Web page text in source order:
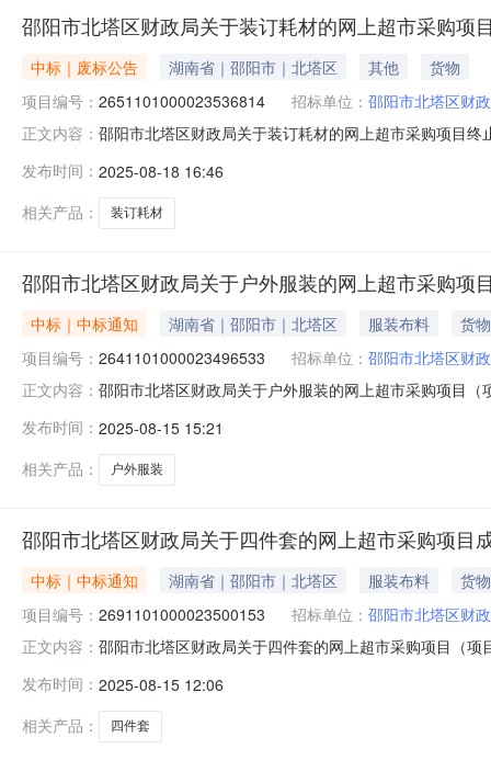
邵阳市北塔区财政局关于装订耗材的网上超市采购项
中标｜废标公告 湖南省｜邵阳市｜北塔区 其他
货物
项目编号： 2651101000023536814 招标单位： 邵阳市北塔区财
正文内容： 邵阳市北塔区财政局关于装订耗材的网上超市采购项目
单-错误，重新下单八、其他事项：九、联系方式1、采
人：联系电话：传真：3、同级
发布时间： 2025-08-18 16:46
相关产品：
装订耗材
邵阳市北塔区财政局关于户外服装的网上超市采购项
中标｜中标通知 湖南省｜邵阳市｜北塔区 服装布料
货物
项目编号： 2641101000023496533 招标单位： 邵阳市北塔区财
正文内容： 邵阳市北塔区财政局关于户外服装的网上超市采购项目
邵阳市北塔区报价起止时间:-二、采购单位信息采购单位
发布时间： 2025-08-15 15:21
相关产品：
户外服装
邵阳市北塔区财政局关于四件套的网上超市采购项目
中标｜中标通知 湖南省｜邵阳市｜北塔区 服装布料
货物
项目编号： 2691101000023500153 招标单位： 邵阳市北塔区财
正文内容： 邵阳市北塔区财政局关于四件套的网上超市采购项目（
市北塔区报价起止时间:-二、采购单位信息采购单位名称
发布时间： 2025-08-15 12:06
相关产品：
四件套